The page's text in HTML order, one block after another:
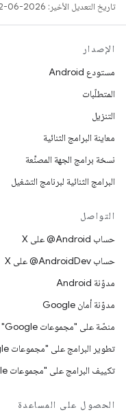
تاريخ التعديل الأخير: 2026-06-22 (حسب التوقيت العالمي المتفَّق عليه)
الإصدار
مستودع Android
المتطلّبات
التنزيل
معاينة البرامج الثنائية
نسخة برامج الجهة المصنِّعة
البرامج الثنائية لبرنامج التشغيل
التواصل
حساب ‎@Android على X
حساب ‎@AndroidDev على X
مدوّنة Android
مدوّنة أمان Google
منصّة على "مجموعات Google"
تطوير البرامج على "مجموعات Google"
تكييف البرامج على "مجموعات Google"
الحصول على المساعدة